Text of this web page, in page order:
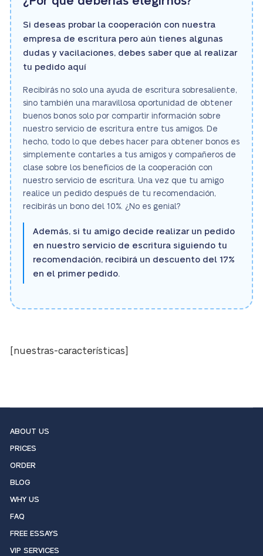
Si deseas probar la cooperación con nuestra
empresa de escritura pero aún tienes algunas
dudas y vacilaciones, debes saber que al realizar
tu pedido aquí
Recibirás no solo una ayuda de escritura sobresaliente,
sino también una maravillosa oportunidad de obtener
buenos bonos solo por compartir información sobre
nuestro servicio de escritura entre tus amigos. De
hecho, todo lo que debes hacer para obtener bonos es
simplemente contarles a tus amigos y compañeros de
clase sobre los beneficios de la cooperación con
nuestro servicio de escritura. Una vez que tu amigo
realice un pedido después de tu recomendación,
recibirás un bono del 10%. ¿No es genial?
Además, si tu amigo decide realizar un pedido
en nuestro servicio de escritura siguiendo tu
recomendación, recibirá un descuento del 17%
en el primer pedido.
[nuestras-características]
ABOUT US
PRICES
ORDER
BLOG
WHY US
FAQ
FREE ESSAYS
VIP SERVICES